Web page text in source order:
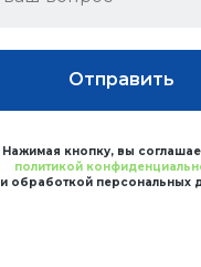
Отправить
Нажимая кнопку, вы
политикой
и обработкой персональных